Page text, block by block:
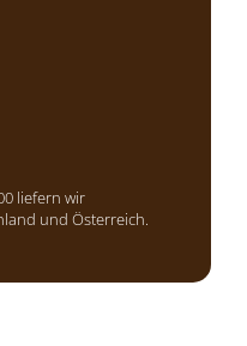
liefern wir
und Österreich.